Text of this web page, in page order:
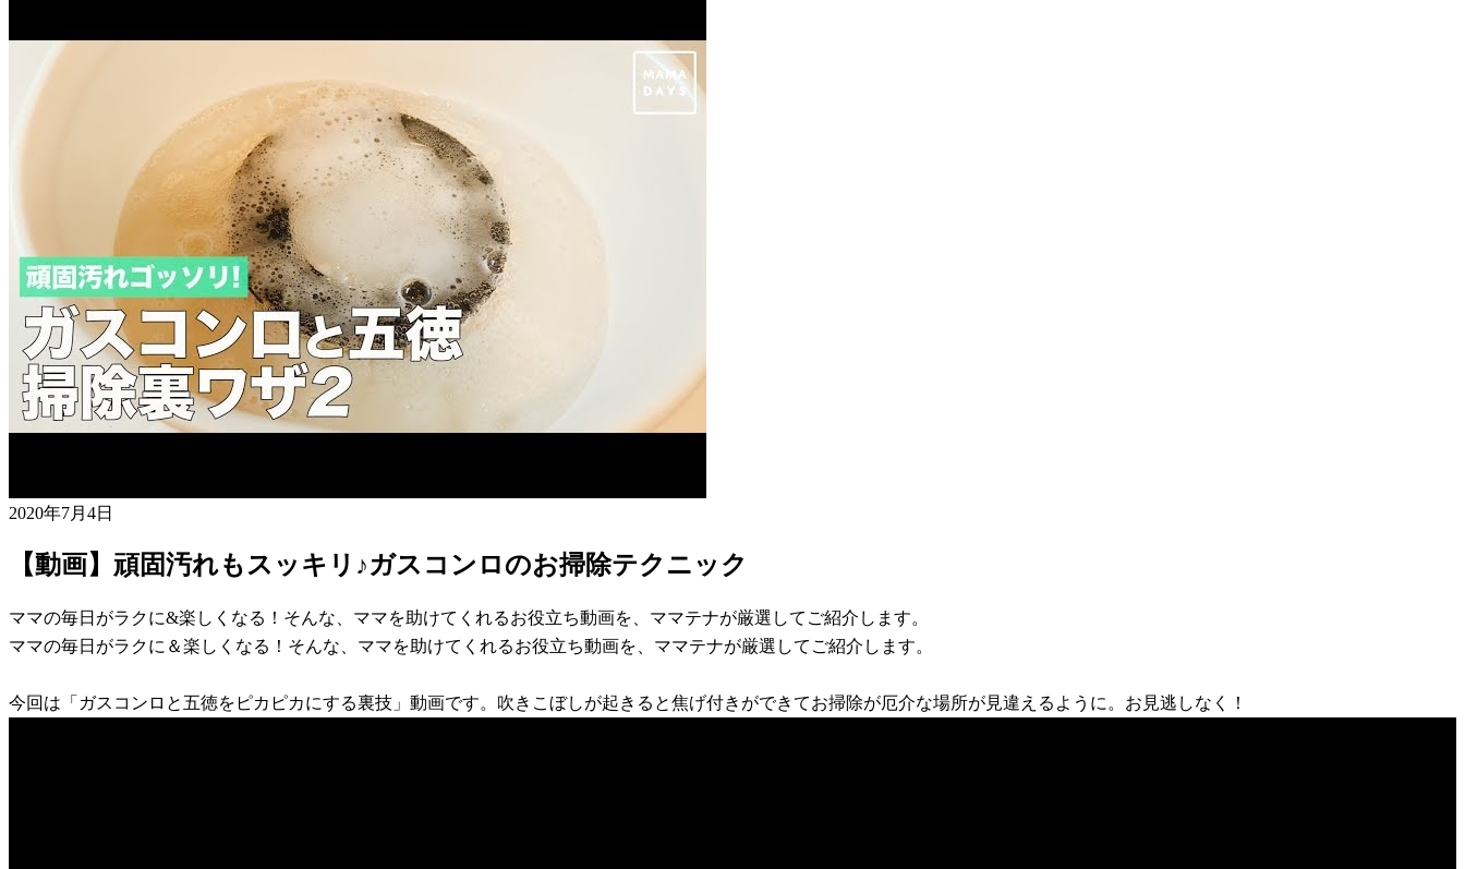
2020年7月4日
【動画】頑固汚れもスッキリ♪ガスコンロのお掃除テクニック
ママの毎日がラクに&楽しくなる！そんな、ママを助けてくれるお役立ち動画を、ママテナが厳選してご紹介します。
ママの毎日がラクに＆楽しくなる！そんな、ママを助けてくれるお役立ち動画を、ママテナが厳選してご紹介します。
今回は「ガスコンロと五徳をピカピカにする裏技」動画です。吹きこぼしが起きると焦げ付きができてお掃除が厄介な場所が見違えるように。お見逃しなく！